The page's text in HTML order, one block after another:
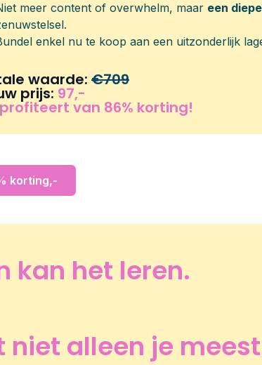
meer content of overwhelm, maar een
enkel nu te koop aan een uitzonderlijk
waarde: €709
prijs: 97,-
van 86% korting!
korting,-
kan het leren.
niet alleen je